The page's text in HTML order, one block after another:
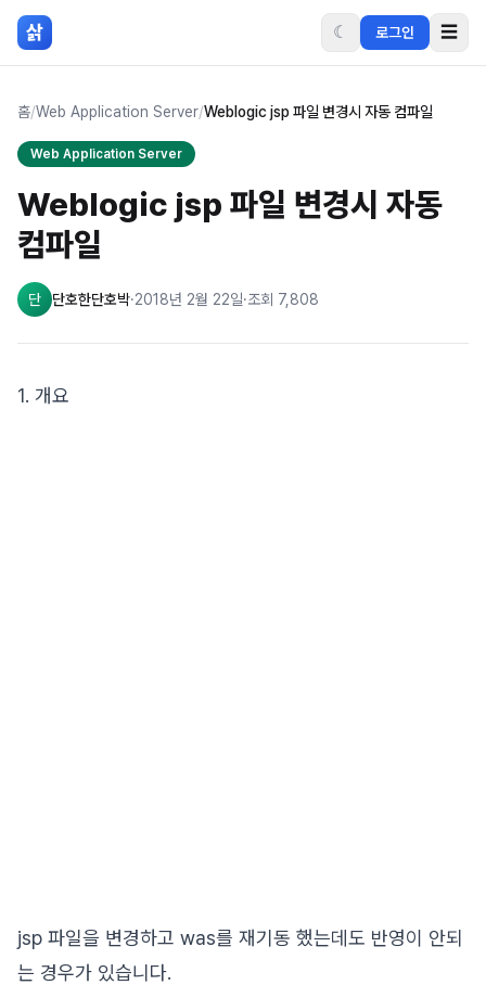
본문 바로가기
삵 ☾ 로그인 ☰
홈/Web Application Server/Weblogic jsp 파일 변경시 자동 컴파일
Web Application Server
Weblogic jsp 파일 변경시 자동
컴파일
단 단호한단호박·2018년 2월 22일·조회 7,808
1. 개요
jsp 파일을 변경하고 was를 재기동 했는데도 반영이 안되
는 경우가 있습니다.